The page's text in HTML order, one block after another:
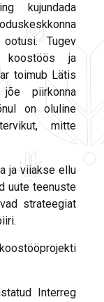
kujundada
Tugev
koostöös ja
toimub Lätis
piirkonna
on oluline
mitte
ja viiakse ellu
uute teenuste
strateegiat
Interreg